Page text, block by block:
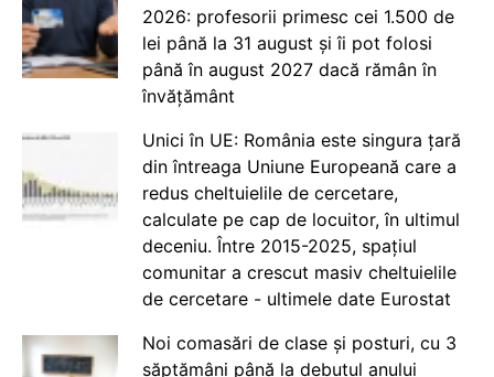
2026: profesorii primesc cei 1.500 de
lei până la 31 august și îi pot folosi
până în august 2027 dacă rămân în
învățământ
Unici în UE: România este singura țară
din întreaga Uniune Europeană care a
redus cheltuielile de cercetare,
calculate pe cap de locuitor, în ultimul
deceniu. Între 2015-2025, spațiul
comunitar a crescut masiv cheltuielile
de cercetare - ultimele date Eurostat
Noi comasări de clase și posturi, cu 3
săptămâni până la debutul anului